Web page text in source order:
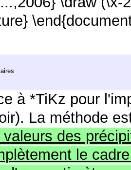
à *TiKz pour
La méthode
des
le